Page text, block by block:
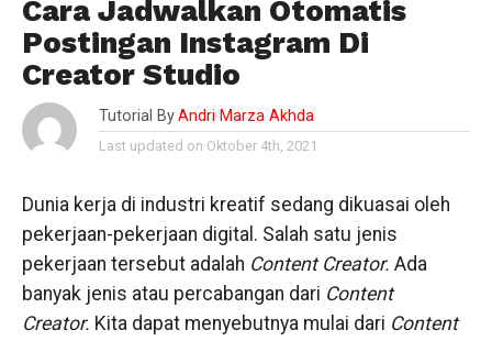
Cara Jadwalkan Otomatis
Postingan Instagram Di
Creator Studio
Tutorial By Andri Marza Akhda
Last updated on Oktober 4th, 2021
Dunia kerja di industri kreatif sedang dikuasai oleh
pekerjaan-pekerjaan digital. Salah satu jenis
pekerjaan tersebut adalah Content Creator. Ada
banyak jenis atau percabangan dari Content
Creator. Kita dapat menyebutnya mulai dari Content